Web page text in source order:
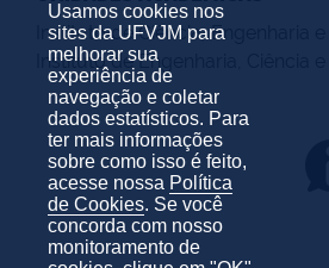
Usamos cookies nos
sites da UFVJM para
melhorar sua
experiência de
navegação e coletar
dados estatísticos. Para
ter mais informações
sobre como isso é feito,
acesse nossa Política
de Cookies. Se você
concorda com nosso
monitoramento de
Instituto de Ciência, Engenharia e
Instituto de Engenharia, Ciência e